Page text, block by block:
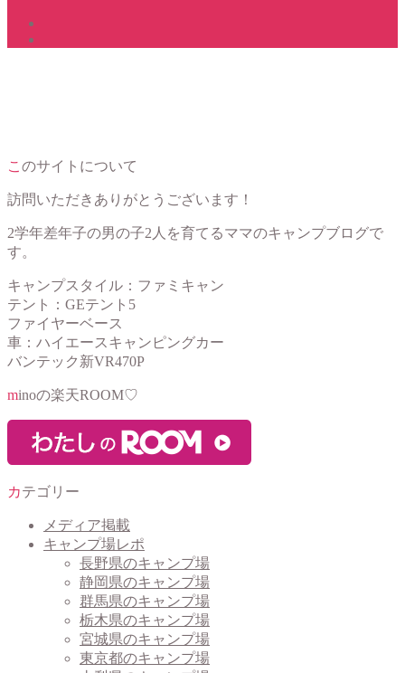
このサイトについて
訪問いただきありがとうございます！
2学年差年子の男の子2人を育てるママのキャンプブログで
す。
キャンプスタイル：ファミキャン
テント：GEテント5
ファイヤーベース
車：ハイエースキャンピングカー
バンテック新VR470P
minoの楽天ROOM♡
カテゴリー
メディア掲載
キャンプ場レポ
長野県のキャンプ場
静岡県のキャンプ場
群馬県のキャンプ場
栃木県のキャンプ場
宮城県のキャンプ場
東京都のキャンプ場